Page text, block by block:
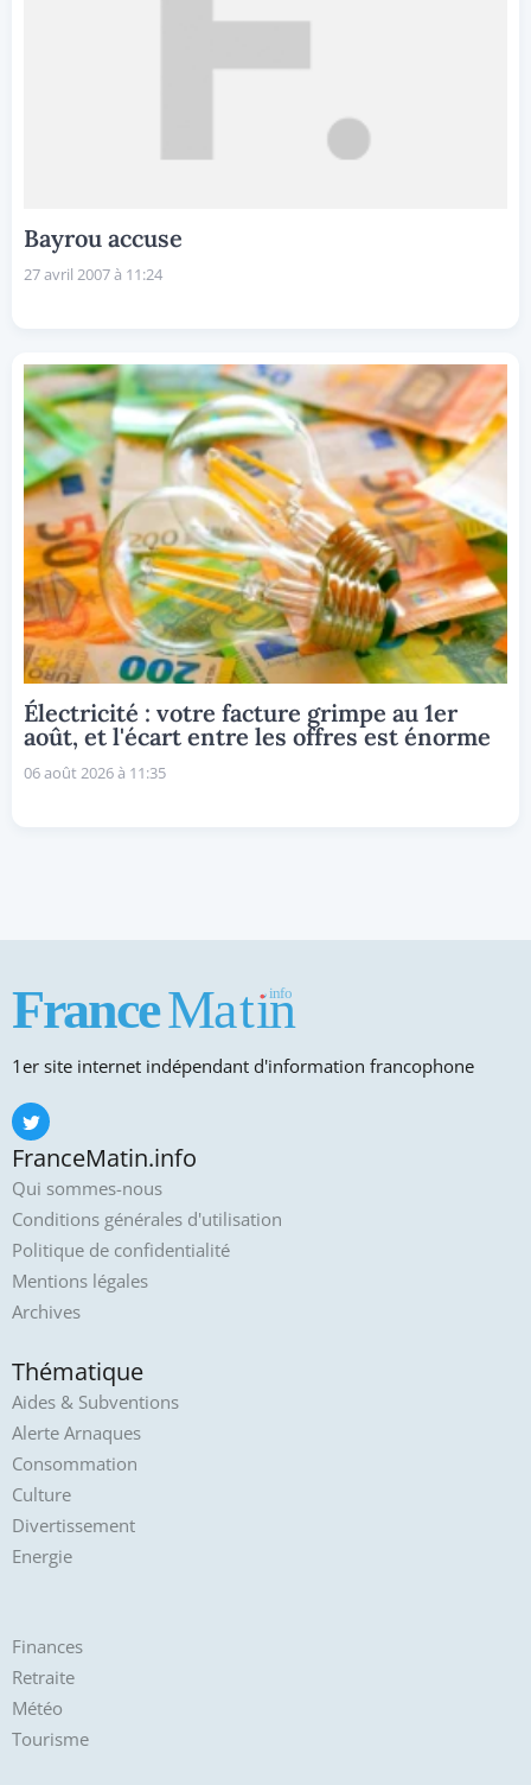
Bayrou accuse
27 avril 2007 à 11:24
Électricité : votre facture grimpe au 1er
août, et l'écart entre les offres est énorme
06 août 2026 à 11:35
1er site internet indépendant d'information francophone
FranceMatin.info
Qui sommes-nous
Conditions générales d'utilisation
Politique de confidentialité
Mentions légales
Archives
Thématique
Aides & Subventions
Alerte Arnaques
Consommation
Culture
Divertissement
Energie
Finances
Retraite
Météo
Tourisme